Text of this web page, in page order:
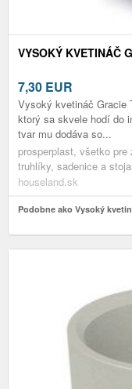
VYSOKÝ KVETINÁČ
7,30 EUR
Vysoký kvetináč Gracie
ktorý sa skvele hodí do
tvar mu dodáva so...
prosperplast, všetko
truhlíky, sadenice a
houseland.sk
Podobne ako Vysoký